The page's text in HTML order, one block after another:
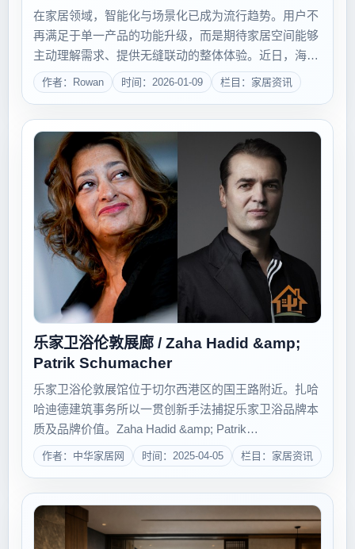
在家居领域，智能化与场景化已成为流行趋势。用户不
再满足于单一产品的功能升级，而是期待家居空间能够
主动理解需求、提供无缝联动的整体体验。近日，海尔
智慧家庭与小牧卫浴达成合作，共同为用户打造智慧、
舒适的卫浴体验。此次合作不仅是品牌联合，更是对未
作者：Rowan 时间：2026-01-09 栏目：家居资讯
乐家卫浴伦敦展廊 / Zaha Hadid &amp;
Patrik Schumacher
乐家卫浴伦敦展馆位于切尔西港区的国王路附近。扎哈
哈迪德建筑事务所以一贯创新手法捕捉乐家卫浴品牌本
质及品牌价值。Zaha Hadid &amp; Patrik
SchumacherZaha Hadid Architects 乐家卫浴伦敦展
馆位于切尔西港区的国王路附近。扎哈哈迪德建筑事...
作者：中华家居网 时间：2025-04-05 栏目：家居资讯